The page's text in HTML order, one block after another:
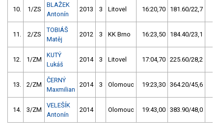
10. 1/ZS
BLAŽEK
Antonín
2013 3 Litovel 16:20,70 181.60/22,7
11. 2/ZS
TOBIÁŠ
Matěj
2012 3 KK Brno 16:23,50 184.40/23,1
12. 1/ZM
KUTÝ
Lukáš
2014 3 Litovel 17:04,70 225.60/28,2
13. 2/ZM
ČERNÝ
Maxmilian
2014 3 Olomouc 19:23,30 364.20/45,6
14. 3/ZM
VELEŠÍK
Antonín
2014 Olomouc 19:43,00 383.90/48,0